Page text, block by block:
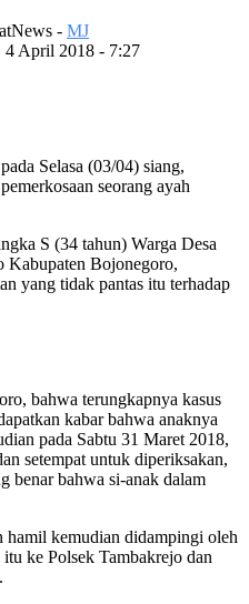
- MJ
4 April 2018 - 7:27
Selasa (03/04) siang,
seorang ayah
S (34 tahun) Warga Desa
Kabupaten Bojonegoro,
yang tidak pantas itu terhadap
bahwa terungkapnya kasus
kabar bahwa anaknya
pada Sabtu 31 Maret 2018,
setempat untuk diperiksakan,
benar bahwa si-anak dalam
hamil kemudian didampingi oleh
ke Polsek Tambakrejo dan